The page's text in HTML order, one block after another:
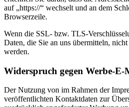
auf „https://“ wechselt und an dem
Browserzeile.
Wenn die SSL- bzw. TLS-
Daten, die Sie an uns übermitteln,
werden.
Widerspruch gegen Werbe-E-
Der Nutzung von im Rahmen der
veröffentlichten Kontaktdaten zur